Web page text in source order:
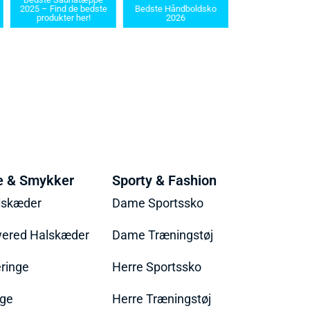
2025 – Find de bedste
produkter her!
Bedste Håndboldsko
2026
& Smykker
Halskæder
Sporty & Fashion
Dame Sportssko
Dame Træningstøj
Herre Sportssko
Herre Træningstøj